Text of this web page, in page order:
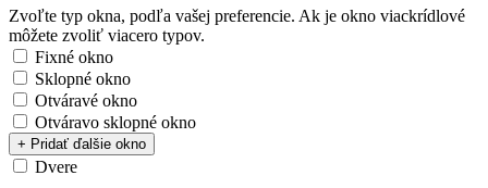
Zvoľte typ okna, podľa vašej preferencie. Ak je okno viackrídlové
môžete zvoliť viacero typov.
Fixné okno
Sklopné okno
Otváravé okno
Otváravo sklopné okno
+ Pridať ďalšie okno
Dvere